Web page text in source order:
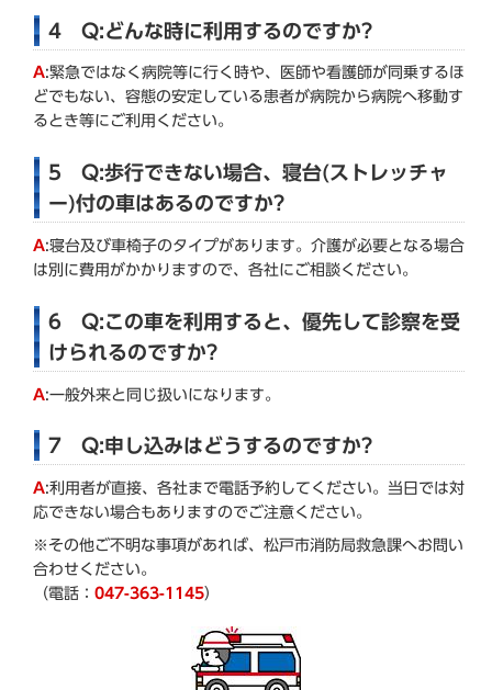
4 Q:どんな時に利用するのですか?
A:緊急ではなく病院等に行く時や、医師や看護師が同乗するほ
どでもない、容態の安定している患者が病院から病院へ移動す
るとき等にご利用ください。
5 Q:歩行できない場合、寝台(ストレッチャ
ー)付の車はあるのですか?
A:寝台及び車椅子のタイプがあります。介護が必要となる場合
は別に費用がかかりますので、各社にご相談ください。
6 Q:この車を利用すると、優先して診察を受
けられるのですか?
A:一般外来と同じ扱いになります。
7 Q:申し込みはどうするのですか?
A:利用者が直接、各社まで電話予約してください。当日では対
応できない場合もありますのでご注意ください。
※その他ご不明な事項があれば、松戸市消防局救急課へお問い
合わせください。
（電話： 047-363-1145）